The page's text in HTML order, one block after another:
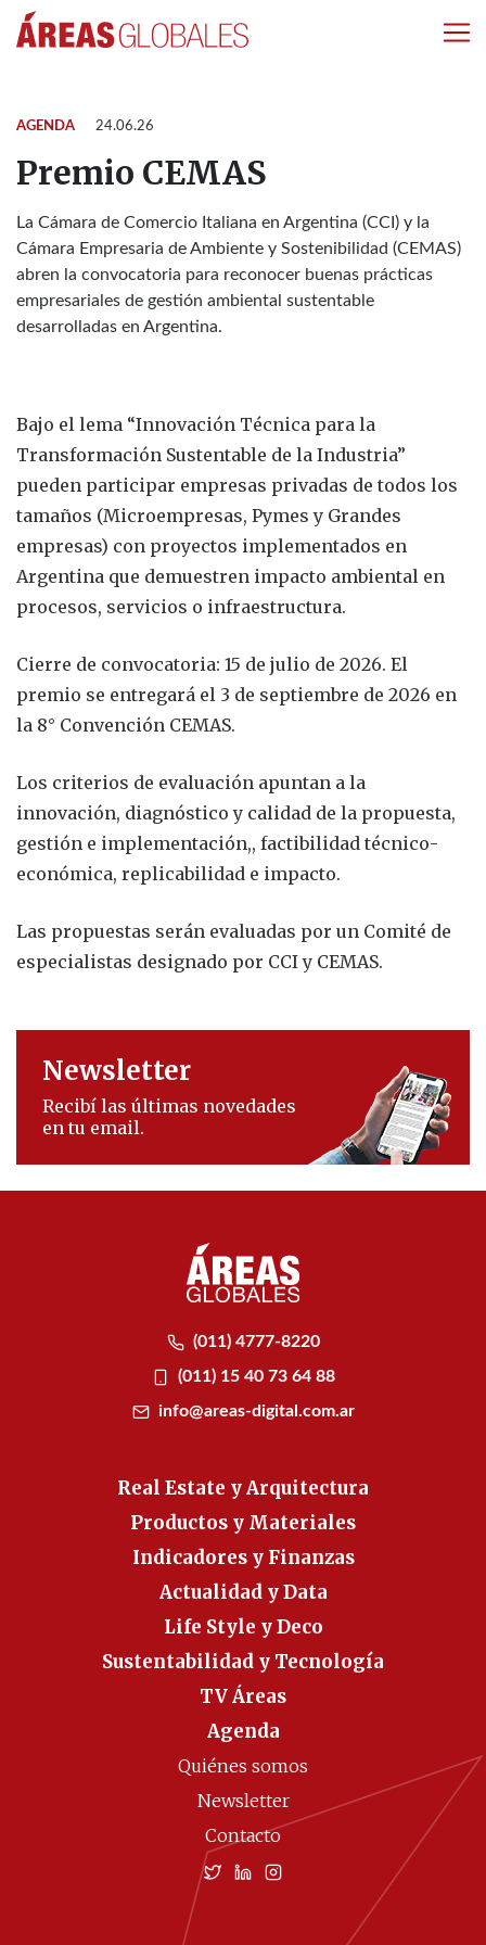
AGENDA 24.06.26
Premio CEMAS
La Cámara de Comercio Italiana en Argentina (CCI) y la
Cámara Empresaria de Ambiente y Sostenibilidad (CEMAS)
abren la convocatoria para reconocer buenas prácticas
empresariales de gestión ambiental sustentable
desarrolladas en Argentina.
Bajo el lema “Innovación Técnica para la
Transformación Sustentable de la Industria”
pueden participar empresas privadas de todos los
tamaños (Microempresas, Pymes y Grandes
empresas) con proyectos implementados en
Argentina que demuestren impacto ambiental en
procesos, servicios o infraestructura.
Cierre de convocatoria: 15 de julio de 2026. El
premio se entregará el 3 de septiembre de 2026 en
la 8° Convención CEMAS.
Los criterios de evaluación apuntan a la
innovación, diagnóstico y calidad de la propuesta,
gestión e implementación,, factibilidad técnico-
económica, replicabilidad e impacto.
Las propuestas serán evaluadas por un Comité de
especialistas designado por CCI y CEMAS.
Newsletter
Recibí las últimas novedades
en tu email.
(011) 4777-8220
(011) 15 40 73 64 88
info@areas-digital.com.ar
Real Estate y Arquitectura
Productos y Materiales
Indicadores y Finanzas
Actualidad y Data
Life Style y Deco
Sustentabilidad y Tecnología
TV Áreas
Agenda
Quiénes somos
Newsletter
Contacto